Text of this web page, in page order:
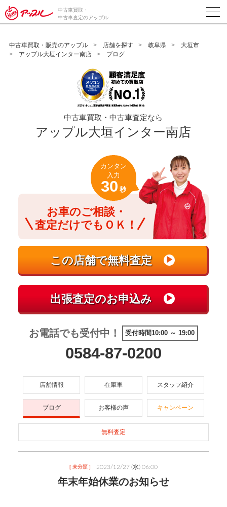
/*ABテスト_新規査定フォームの為のCVボタン*/
中古車買取・
中古車査定のアップル
中古車買取・販売のアップル 店舗を探す 岐阜県
大垣市
アップル大垣インター南店
ブログ
中古車買取・中古車査定なら
アップル大垣インター南店
お車のご相談・
査定だけでもＯＫ！
カンタン
入力
30 秒
お電話でも受付中！ 受付時間10:00 ～ 19:00
0584-87-0200
店舗情報 在庫車 スタッフ紹介
ブログ お客様の声 キャンペーン
無料査定
[ 未分類 ] 2023/12/27 (水) 06:00
年末年始休業のお知らせ